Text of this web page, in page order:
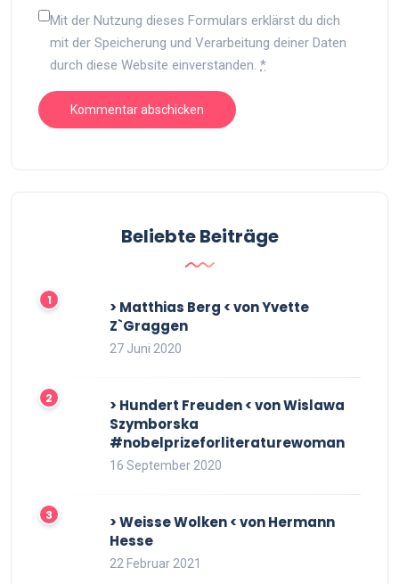
Mit der Nutzung dieses Formulars erklärst du dich
mit der Speicherung und Verarbeitung deiner Daten
durch diese Website einverstanden. *
Beliebte Beiträge
> Matthias Berg < von Yvette
Z`Graggen
27 Juni 2020
> Hundert Freuden < von Wislawa
Szymborska
#nobelprizeforliteraturewoman
16 September 2020
> Weisse Wolken < von Hermann
Hesse
22 Februar 2021